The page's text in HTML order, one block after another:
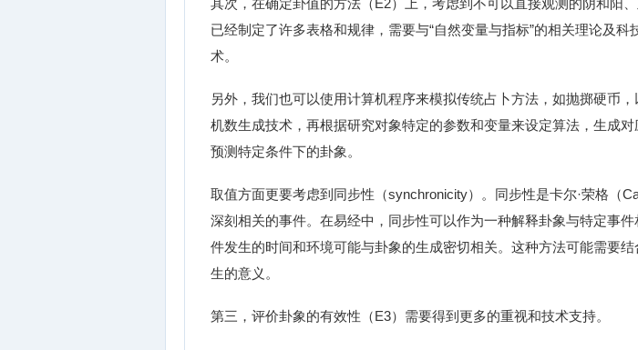
其次，在确定卦值的方法（E2）上，考虑到不可以直接观测的阴和阳
已经制定了许多表格和规律，需要与“自然变量与指标”的相关理论及
术。
另外，我们也可以使用计算机程序来模拟传统占卜方法，如抛掷硬币
机数生成技术，再根据研究对象特定的参数和变量来设定算法，生成
预测特定条件下的卦象。
取值方面更要考虑到同步性（synchronicity）。同步性是卡尔·荣格（
深刻相关的事件。在易经中，同步性可以作为一种解释卦象与特定事
件发生的时间和环境可能与卦象的生成密切相关。这种方法可能需要
生的意义。
第三，评价卦象的有效性（E3）需要得到更多的重视和技术支持。